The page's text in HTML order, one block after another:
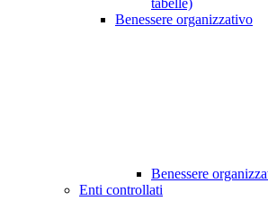
tabelle)
Benessere organizzativo
Benessere
Enti controllati